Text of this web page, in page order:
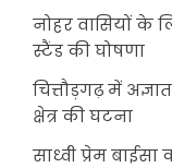
नोहर वासियों के
स्टैंड की घोषणा
चित्तौड़गढ़ में
क्षेत्र की घटना
साध्वी प्रेम